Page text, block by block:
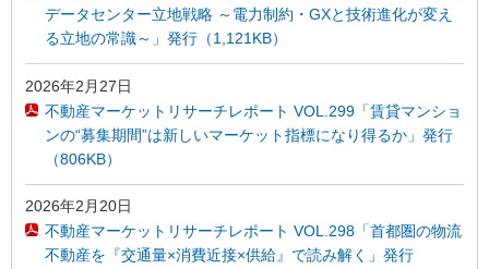
データセンター立地戦略 ～電力制約・GXと技術進化が変え
る立地の常識～」発行（1,121KB）
2026年2月27日
不動産マーケットリサーチレポート VOL.299「賃貸マンショ
ンの“募集期間”は新しいマーケット指標になり得るか」発行
（806KB）
2026年2月20日
不動産マーケットリサーチレポート VOL.298「首都圏の物流
不動産を『交通量×消費近接×供給』で読み解く」発行